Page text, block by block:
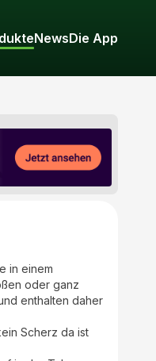
NewsDie App
in einem
oder ganz
enthalten daher
Scherz da ist